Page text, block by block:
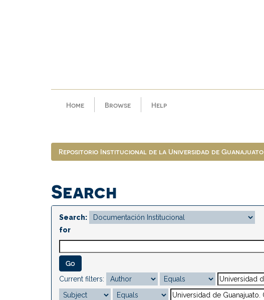
Home Browse Help
Repositorio Institucional de la Universidad de Guanajuato
Search
Search:
for
Current filters: